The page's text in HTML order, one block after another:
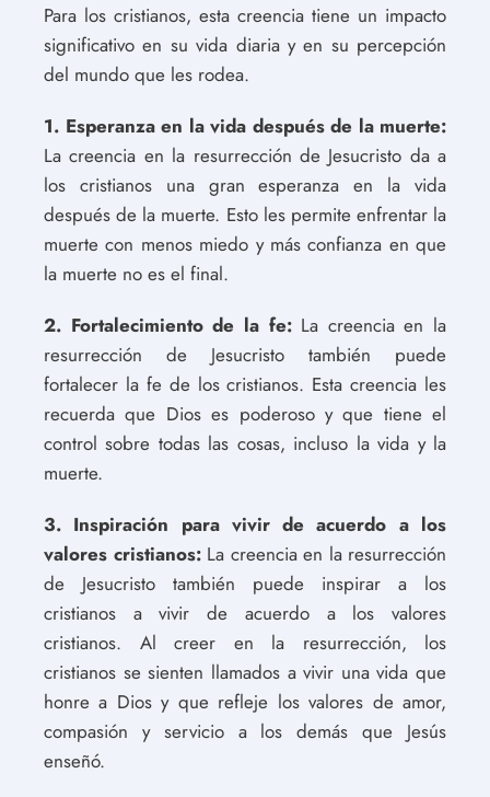
Para los cristianos, esta creencia tiene un impacto
significativo en su vida diaria y en su percepción
del mundo que les rodea.
1. Esperanza en la vida después de la muerte:
La creencia en la resurrección de Jesucristo da a
los cristianos una gran esperanza en la vida
después de la muerte. Esto les permite enfrentar la
muerte con menos miedo y más confianza en que
la muerte no es el final.
2. Fortalecimiento de la fe:La creencia en la
resurrección de Jesucristo también puede
fortalecer la fe de los cristianos. Esta creencia les
recuerda que Dios es poderoso y que tiene el
control sobre todas las cosas, incluso la vida y la
muerte.
3. Inspiración para vivir de acuerdo a los
valores cristianos:La creencia en la resurrección
de Jesucristo también puede inspirar a los
cristianos a vivir de acuerdo a los valores
cristianos. Al creer en la resurrección, los
cristianos se sienten llamados a vivir una vida que
honre a Dios y que refleje los valores de amor,
compasión y servicio a los demás que Jesús
enseñó.